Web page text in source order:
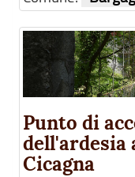
Punto di
dell'ardesia
Cicagna